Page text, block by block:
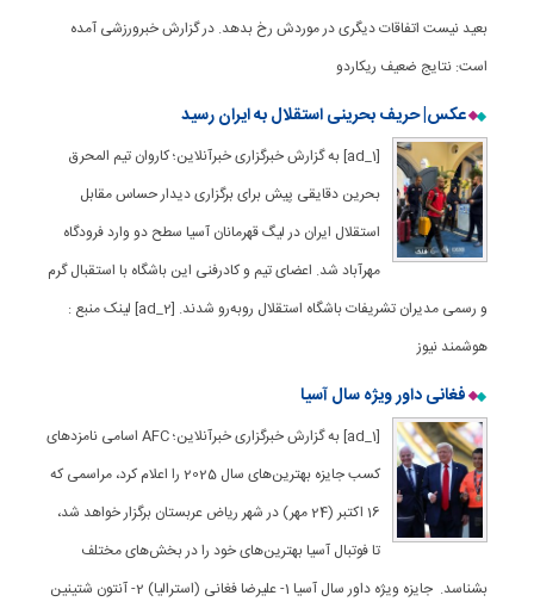
بعید نیست اتفاقات دیگری در موردش رخ بدهد. در گزارش خبرورزشی آمده
است: نتایج ضعیف ریکاردو
عکس| حریف بحرینی استقلال به ایران رسید
[ad_1] به گزارش خبرگزاری خبرآنلاین؛ کاروان تیم المحرق
بحرین دقایقی پیش برای برگزاری دیدار حساس مقابل
استقلال ایران در لیگ قهرمانان آسیا سطح دو وارد فرودگاه
مهرآباد شد. اعضای تیم و کادرفنی این باشگاه با استقبال گرم
و رسمی مدیران تشریفات باشگاه استقلال روبه‌رو شدند. [ad_2] لینک منبع :
هوشمند نیوز
فغانی داور ویژه سال آسیا
[ad_1] به گزارش خبرگزاری خبرآنلاین؛ AFC اسامی نامزدهای
کسب جایزه بهترین‌های سال 2025 را اعلام کرد، مراسمی که
16 اکتبر (24 مهر) در شهر ریاض عربستان برگزار خواهد شد،
تا فوتبال آسیا بهترین‌های خود را در بخش‌های مختلف
بشناسد. جایزه ویژه داور سال آسیا 1- علیرضا فغانی (استرالیا) 2- آنتون شتینین